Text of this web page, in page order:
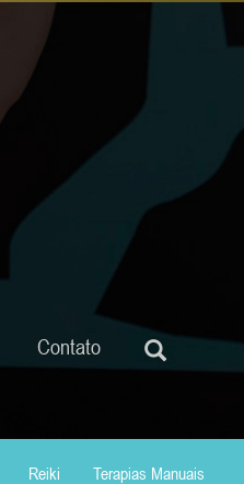
Contato
Reiki Terapias Manuais